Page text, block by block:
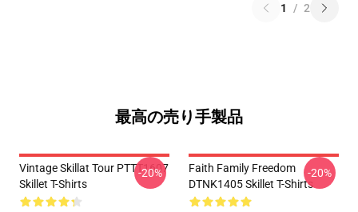
1 / 2
最高の売り手製品
Vintage Skillat Tour PTTT1607
Skillet T-Shirts
-20%
Faith Family Freedom
DTNK1405 Skillet T-Shirts
-20%